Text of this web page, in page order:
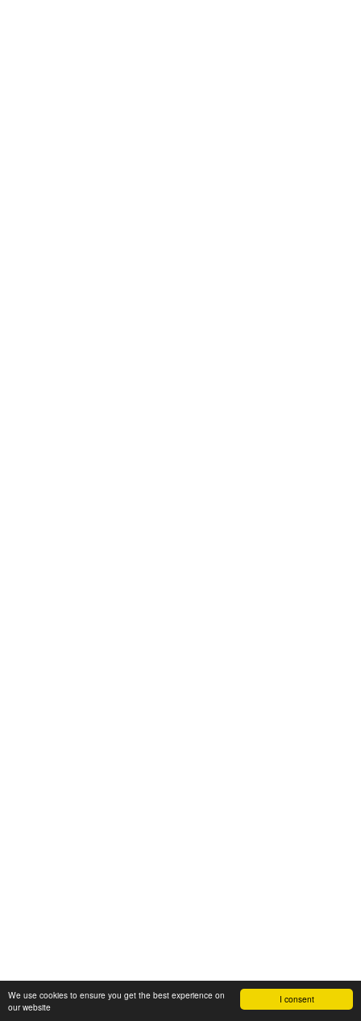
I consent
We use cookies to ensure you get the best experience on
our website